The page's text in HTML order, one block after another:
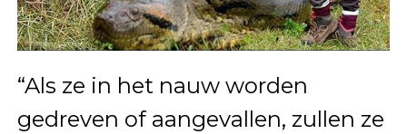
“Als ze in het nauw worden
gedreven of aangevallen, zullen ze